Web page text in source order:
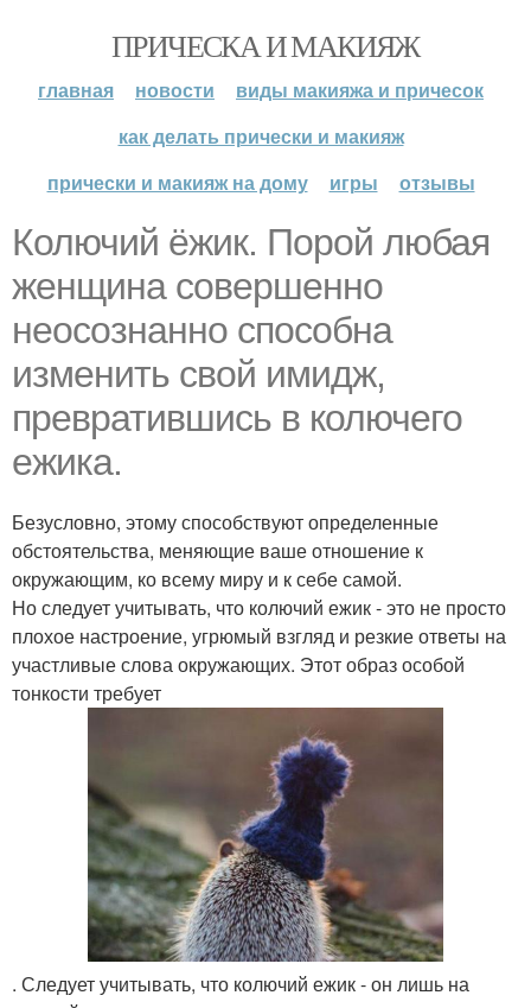
ПРИЧЕСКА И МАКИЯЖ
главная новости
виды макияжа и причесок
как делать прически и макияж
прически и макияж на дому
игры отзывы
Колючий ёжик. Порой любая
женщина совершенно
неосознанно способна
изменить свой имидж,
превратившись в колючего
ежика.
Безусловно, этому способствуют определенные
обстоятельства, меняющие ваше отношение к
окружающим, ко всему миру и к себе самой.
Но следует учитывать, что колючий ежик - это не просто
плохое настроение, угрюмый взгляд и резкие ответы на
участливые слова окружающих. Этот образ особой
тонкости требует
. Следует учитывать, что колючий ежик - он лишь на